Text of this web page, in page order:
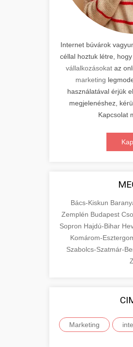
Internet búvárok
céllal hoztuk létre,
vállalkozásokataz
marketing
használatával érjük el.
megjelenéshez,
Kapcsolat
Bács-Kiskun
Zemplén Budapest
Sopron Hajdú-Bihar
Komárom-
Szabolcs-Szatmár-
Marketing